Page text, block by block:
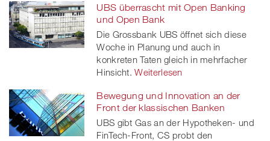
UBS überrascht mit Open Banking
und Open Bank
Die Grossbank UBS öffnet sich diese
Woche in Planung und auch in
konkreten Taten gleich in mehrfacher
Hinsicht. Weiterlesen
Bewegung und Innovation an der
Front der klassischen Banken
UBS gibt Gas an der Hypotheken- und
FinTech-Front, CS probt den